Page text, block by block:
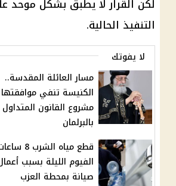
لكن القرار لا يطبق بشكل
التنفيذ الحالية.
لا يفوتك
مسار العائلة المقدسة..
الكنيسة تنفي
مشروع القانون المتداول
بالبرلمان
قطع مياه
الفيوم الليلة بسبب
صيانة بمحطة العزب